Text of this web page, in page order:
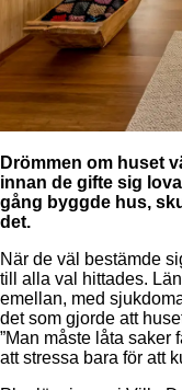
Drömmen om huset
innan de gifte sig
gång byggde hus,
det.
När de väl bestämde
till alla val hittades.
emellan, med
det som gjorde att
”Man måste låta saker
att stressa bara för att